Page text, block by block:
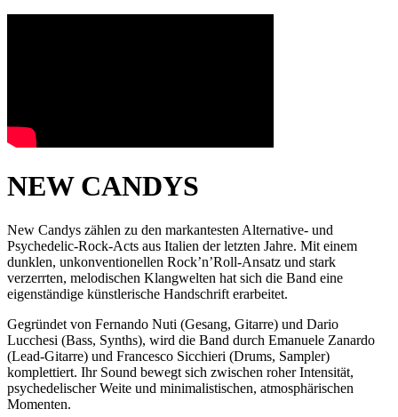
NEW CANDYS
New Candys zählen zu den markantesten Alternative- und
Psychedelic-Rock-Acts aus Italien der letzten Jahre. Mit einem
dunklen, unkonventionellen Rock’n’Roll-Ansatz und stark
verzerrten, melodischen Klangwelten hat sich die Band eine
eigenständige künstlerische Handschrift erarbeitet.
Gegründet von Fernando Nuti (Gesang, Gitarre) und Dario
Lucchesi (Bass, Synths), wird die Band durch Emanuele Zanardo
(Lead-Gitarre) und Francesco Sicchieri (Drums, Sampler)
komplettiert. Ihr Sound bewegt sich zwischen roher Intensität,
psychedelischer Weite und minimalistischen, atmosphärischen
Momenten.